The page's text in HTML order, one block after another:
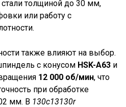
толщиной до 30 мм,
или работу с
также влияют на выбор.
с конусом HSK-A63 и
12 000 об/мин, что
при обработке
мм. В 130c13130r